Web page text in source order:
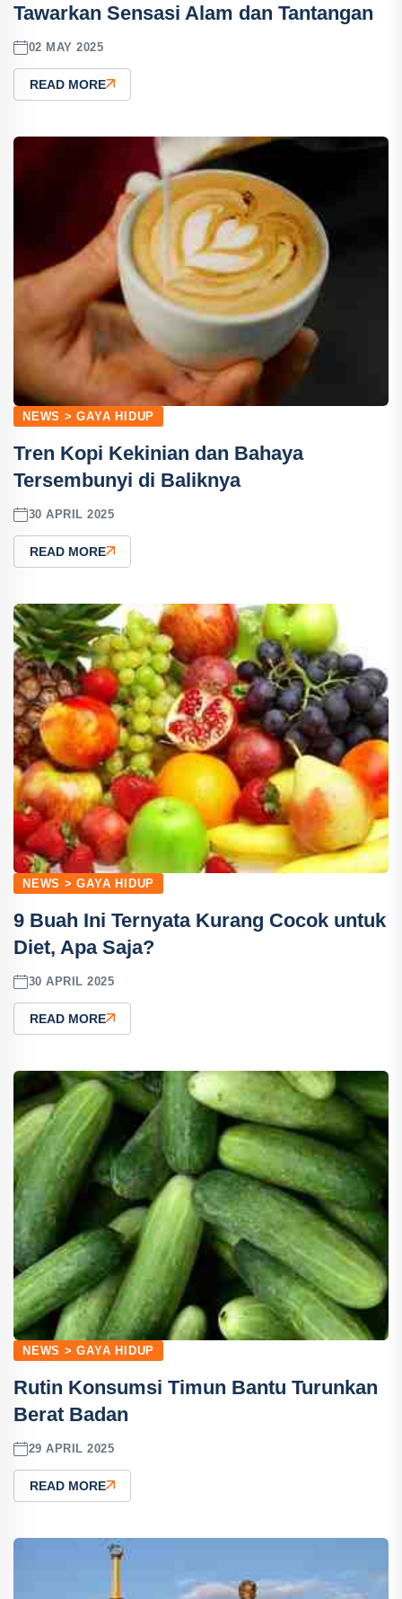
Tawarkan Sensasi Alam dan Tantangan
02 MAY 2025
READ MORE
NEWS > GAYA HIDUP
Tren Kopi Kekinian dan Bahaya
Tersembunyi di Baliknya
30 APRIL 2025
READ MORE
NEWS > GAYA HIDUP
9 Buah Ini Ternyata Kurang Cocok untuk
Diet, Apa Saja?
30 APRIL 2025
READ MORE
NEWS > GAYA HIDUP
Rutin Konsumsi Timun Bantu Turunkan
Berat Badan
29 APRIL 2025
READ MORE